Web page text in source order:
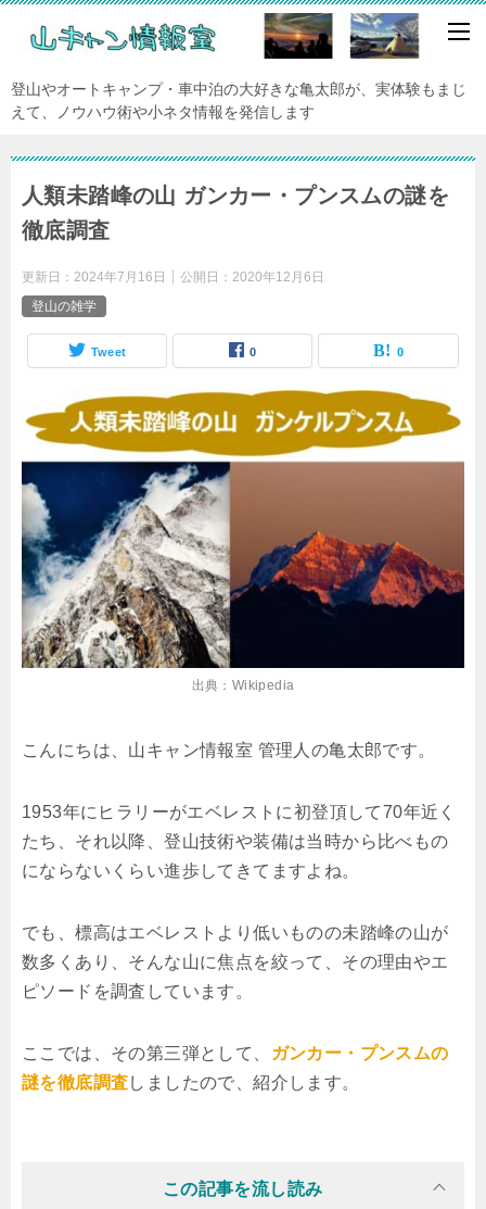
登山やオートキャンプ・車中泊の大好きな亀太郎が、実体験もまじ
えて、ノウハウ術や小ネタ情報を発信します
人類未踏峰の山 ガンカー・プンスムの謎を
徹底調査
更新日： 2024年7月16日 公開日： 2020年12月6日
登山の雑学
Tweet 0 0
出典：Wikipedia
こんにちは、山キャン情報室 管理人の亀太郎です。
1953年にヒラリーがエベレストに初登頂して70年近く
たち、それ以降、登山技術や装備は当時から比べもの
にならないくらい進歩してきてますよね。
でも、標高はエベレストより低いものの未踏峰の山が
数多くあり、そんな山に焦点を絞って、その理由やエ
ピソードを調査しています。
ここでは、その第三弾として、
ガンカー・プンスムの
謎を徹底調査しましたので、紹介します。